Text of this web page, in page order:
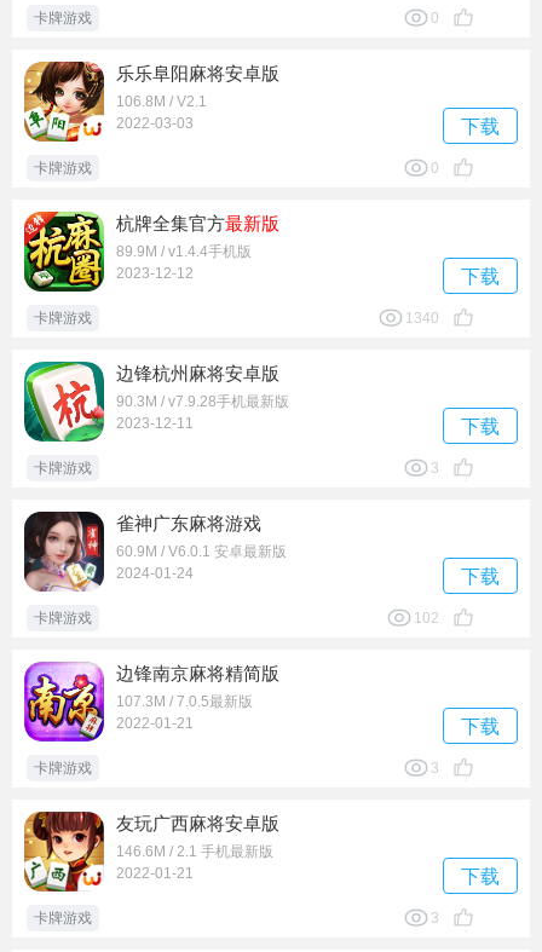
卡牌游戏 0
乐乐阜阳麻将安卓版
106.8M / V2.1
2022-03-03
下载
卡牌游戏 0
杭牌全集官方最新版
89.9M / v1.4.4手机版
2023-12-12
下载
卡牌游戏 1340
边锋杭州麻将安卓版
90.3M / v7.9.28手机最新版
2023-12-11
下载
卡牌游戏 3
雀神广东麻将游戏
60.9M / V6.0.1 安卓最新版
2024-01-24
下载
卡牌游戏 102
边锋南京麻将精简版
107.3M / 7.0.5最新版
2022-01-21
下载
卡牌游戏 3
友玩广西麻将安卓版
146.6M / 2.1 手机最新版
2022-01-21
下载
卡牌游戏 3